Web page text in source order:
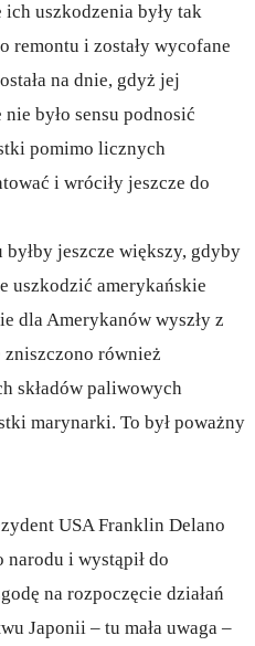
ich uszkodzenia były tak
remontu i zostały wycofane
na dnie, gdyż jej
było sensu podnosić
pomimo licznych
i wróciły jeszcze do
byłby jeszcze większy, gdyby
uszkodzić amerykańskie
dla Amerykanów wyszły z
również
składów paliwowych
marynarki. To był poważny
USA Franklin Delano
narodu i wystąpił do
na rozpoczęcie działań
Japonii – tu mała uwaga –